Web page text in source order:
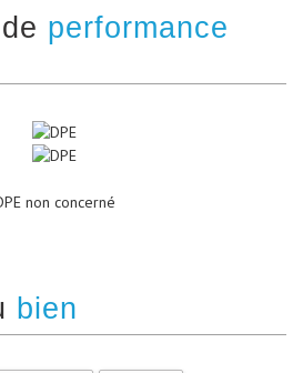
performance
non concerné
bien